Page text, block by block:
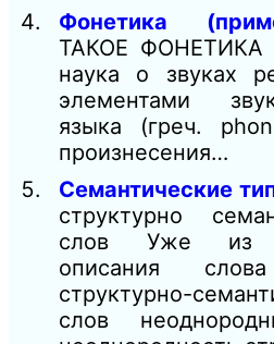
Фонетика
ТАКОЕ ФОНЕТИКА
наука о звуках
элементами
языка (греч.
произнесения…
Семантические
структурно
слов Уже из
описания
структурно-
слов